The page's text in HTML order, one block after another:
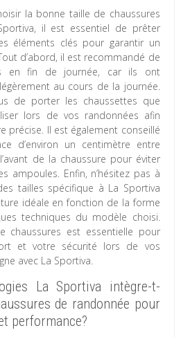
la bonne taille de chaussures
il est essentiel de prêter
éléments clés pour garantir un
d’abord, il est recommandé de
en fin de journée, car ils ont
au cours de la journée.
de porter les chaussettes que
lors de vos randonnées afin
précise. Il est également conseillé
d’environ un centimètre entre
de la chaussure pour éviter
ampoules. Enfin, n’hésitez pas à
tailles spécifique à La Sportiva
idéale en fonction de la forme
techniques du modèle choisi.
chaussures est essentielle pour
et votre sécurité lors de vos
avec La Sportiva.
La Sportiva intègre-t-
de randonnée pour
performance?